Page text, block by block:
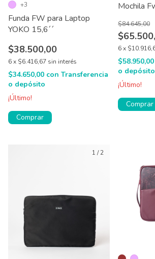
Funda FW para Laptop
YOKO 15,6´´
$38.500,00
6x $6.416,67 sin interés
$34.650,00 con Transferencia
o depósito
¡Último!
+3
Comprar
Mochila
$84.645,00
6x
$58.950,00
o depósito
¡Último!
Comprar
1 /2